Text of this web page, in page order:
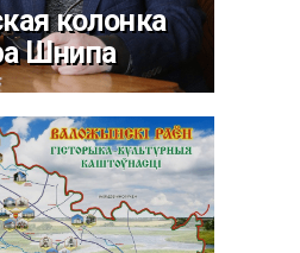
колонка
Шнипа